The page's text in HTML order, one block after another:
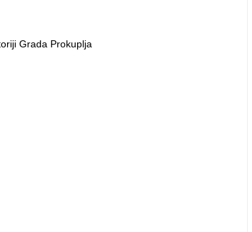
Grada Prokuplja